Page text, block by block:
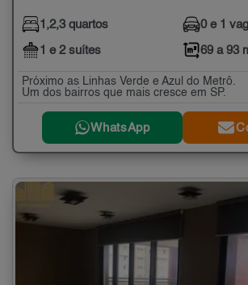
1,2,3 quartos
1 e 2 suítes
0 e 1
69 a 93
Próximo as Linhas Verde e Azul do Metrô.
Um dos bairros que mais cresce em SP.
WhatsApp